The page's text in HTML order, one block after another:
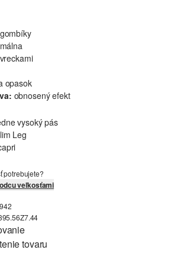
opasok
obnosený efekt
vysoký pás
Leg
potrebujete?
veľkosťami
tovaru